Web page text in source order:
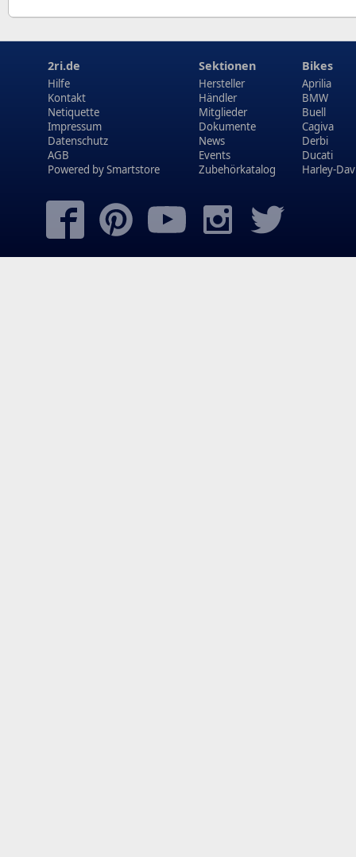
2ri.de
Hilfe
Kontakt
Netiquette
Impressum
Datenschutz
AGB
Powered bySmartstore
Sektionen
Hersteller
Händler
Mitglieder
Dokumente
News
Events
Zubehörkatalog
Bikes
Aprilia
BMW
Buell
Cagiva
Derbi
Ducati
Harley-